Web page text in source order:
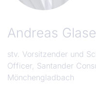
Andreas
stv. Vorsitzender und
Officer, Santander
Mönchengladbach